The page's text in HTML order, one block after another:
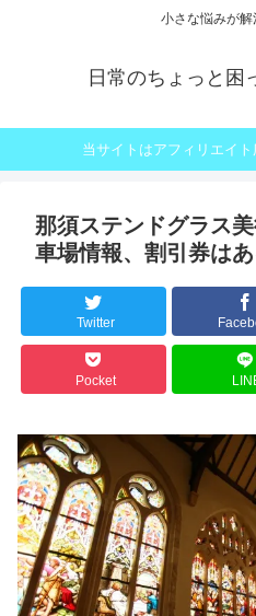
小さな悩みが
日常のちょっと困
当サイトはアフィリエイト
那須ステンドグラス
車場情報、割引券はあ
Twitter
Pocket